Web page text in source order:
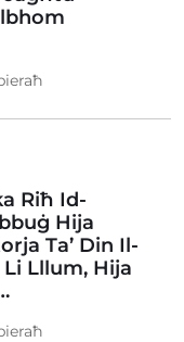
Riħ Id-
Hija
Ta’ Din Il-
Lllum, Hija